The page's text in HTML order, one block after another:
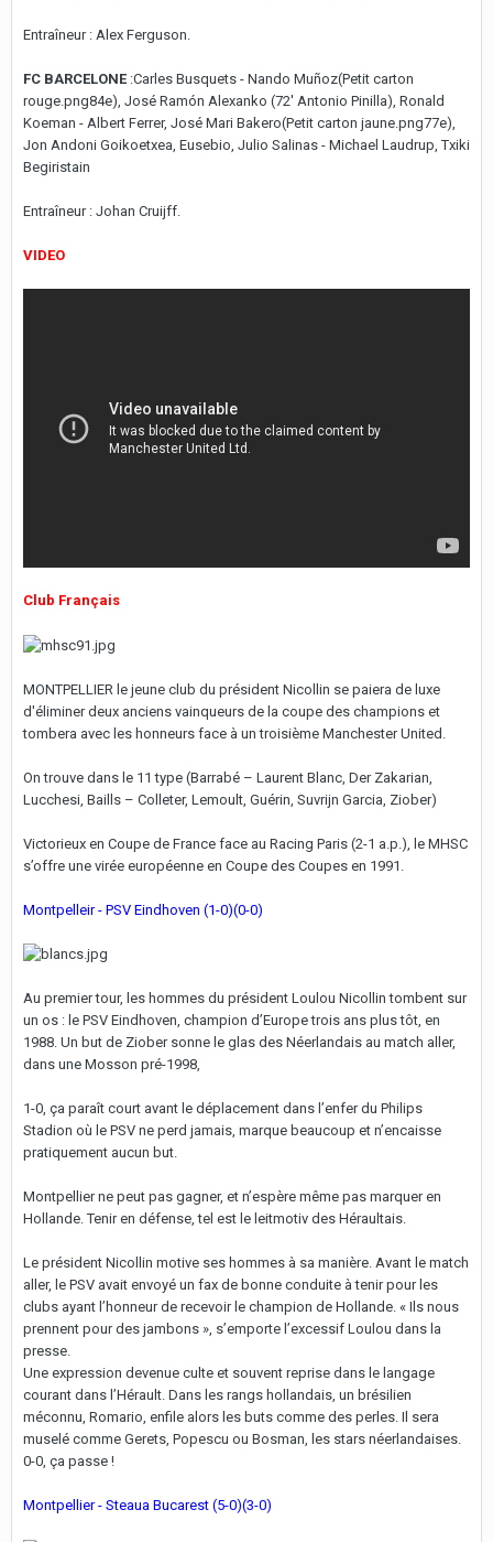
Entraîneur : Alex Ferguson.
FC BARCELONE :Carles Busquets - Nando Muñoz(Petit carton
rouge.png84e), José Ramón Alexanko (72' Antonio Pinilla), Ronald
Koeman - Albert Ferrer, José Mari Bakero(Petit carton jaune.png77e),
Jon Andoni Goikoetxea, Eusebio, Julio Salinas - Michael Laudrup, Txiki
Begiristain
Entraîneur : Johan Cruijff.
VIDEO
Club Français
MONTPELLIER le jeune club du président Nicollin se paiera de luxe
d'éliminer deux anciens vainqueurs de la coupe des champions et
tombera avec les honneurs face à un troisième Manchester United.
On trouve dans le 11 type (Barrabé – Laurent Blanc, Der Zakarian,
Lucchesi, Baills – Colleter, Lemoult, Guérin, Suvrijn Garcia, Ziober)
Victorieux en Coupe de France face au Racing Paris (2-1 a.p.), le MHSC
s’offre une virée européenne en Coupe des Coupes en 1991.
Montpelleir - PSV Eindhoven (1-0)(0-0)
Au premier tour, les hommes du président Loulou Nicollin tombent sur
un os : le PSV Eindhoven, champion d’Europe trois ans plus tôt, en
1988. Un but de Ziober sonne le glas des Néerlandais au match aller,
dans une Mosson pré-1998,
1-0, ça paraît court avant le déplacement dans l’enfer du Philips
Stadion où le PSV ne perd jamais, marque beaucoup et n’encaisse
pratiquement aucun but.
Montpellier ne peut pas gagner, et n’espère même pas marquer en
Hollande. Tenir en défense, tel est le leitmotiv des Héraultais.
Le président Nicollin motive ses hommes à sa manière. Avant le match
aller, le PSV avait envoyé un fax de bonne conduite à tenir pour les
clubs ayant l’honneur de recevoir le champion de Hollande. « Ils nous
prennent pour des jambons », s’emporte l’excessif Loulou dans la
presse.
Une expression devenue culte et souvent reprise dans le langage
courant dans l’Hérault. Dans les rangs hollandais, un brésilien
méconnu, Romario, enfile alors les buts comme des perles. Il sera
muselé comme Gerets, Popescu ou Bosman, les stars néerlandaises.
0-0, ça passe !
Montpellier - Steaua Bucarest (5-0)(3-0)